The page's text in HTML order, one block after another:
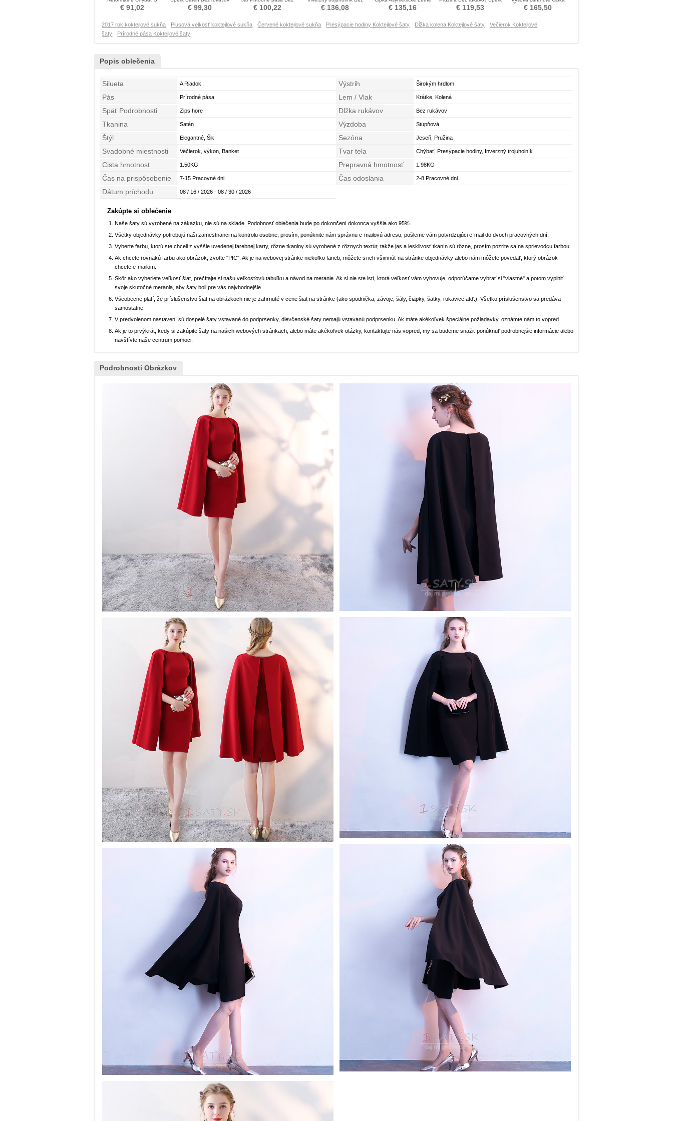
hlbokým výstrihom
Koktejlové šaty
€ 91,02
Koktejlové šaty
€ 99,30
rukávov Koktejlové šaty
€ 100,22
rukávov Koktejlové šaty
€ 136,08
Koktejlové šaty
€ 135,16
Koktejlové šaty
€ 119,53
Čierna Cocktail obleko
€ 165,50
2017 rok koktejlové sukňa Plusová velkosť koktejlové sukňa Červené koktejlové sukňa Presýpacie hodiny Koktejlové šaty Dĺžka kolena Koktejlové šaty
Večierok Koktejlové
šaty
Prírodné pása Koktejlové šaty
Popis oblečenia
Silueta A Riadok Výstrih Širokým hrdlom
Pás Prírodné pása Lem / Vlak Krátke, Kolená
Späť Podrobnosti Zips hore Dlžka rukávov Bez rukávov
Tkanina Satén Výzdoba Stupňová
Štýl Elegantné, Šik Sezóna Jeseň, Pružina
Svadobné miestnosti Večierok, výkon, Banket Tvar tela Chýbať, Presýpacie hodiny, Inverzný trojuholník
Cista hmotnost 1.50KG Prepravná hmotnosť 1.98KG
Čas na prispôsobenie 7-15 Pracovné dni. Čas odoslania 2-8 Pracovné dni.
Dátum príchodu 08 / 16 / 2026 - 08 / 30 / 2026
Zakúpte si oblečenie
Naše šaty sú vyrobené na zákazku, nie sú na sklade. Podobnosť oblečenia bude po dokončení dokonca vyššia ako 95%.
Všetky objednávky potrebujú naši zamestnanci na kontrolu osobne, prosím, ponúknite nám správnu e-mailovú adresu, pošleme vám potvrdzujúci e-mail do dvoch pracovných dní.
Vyberte farbu, ktorú ste chceli z vyššie uvedenej farebnej karty, rôzne tkaniny sú vyrobené z rôznych textúr, takže jas a lesklivosť tkanín sú rôzne, prosím pozrite sa na sprievodcu farbou.
Ak chcete rovnakú farbu ako obrázok, zvoľte "PIC". Ak je na webovej stránke niekoľko farieb, môžete si ich všimnúť na stránke objednávky alebo nám môžete povedať, ktorý obrázok
chcete e-mailom.
Skôr ako vyberiete veľkosť šiat, prečítajte si našu veľkosťovú tabuľku a návod na meranie. Ak si nie ste istí, ktorá veľkosť vám vyhovuje, odporúčame vybrať si "vlastné" a potom vyplniť
svoje skutočné merania, aby šaty boli pre vás najvhodnejšie.
Všeobecne platí, že príslušenstvo šiat na obrázkoch nie je zahrnuté v cene šiat na stránke (ako spodnička, závoje, šály, čiapky, šatky, rukavice atď.), Všetko príslušenstvo sa predáva
samostatne.
V predvolenom nastavení sú dospelé šaty vstavané do podprsenky, dievčenské šaty nemajú vstavanú podprsenku. Ak máte akékoľvek špeciálne požiadavky, oznámte nám to vopred.
Ak je to prvýkrát, kedy si zakúpite šaty na našich webových stránkach, alebo máte akékoľvek otázky, kontaktujte nás vopred, my sa budeme snažiť ponúknuť podrobnejšie informácie alebo
navštívte naše centrum pomoci.
Podrobnosti Obrázkov